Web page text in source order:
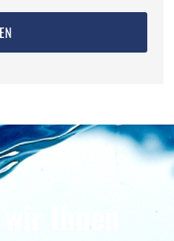
Ihnen